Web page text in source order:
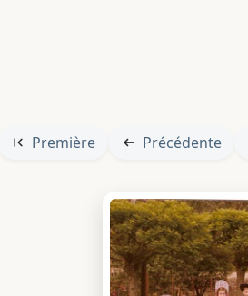
Première Précédente